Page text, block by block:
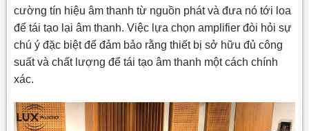
cường tín hiệu âm thanh từ nguồn phát và đưa nó tới loa
để tái tạo lại âm thanh. Việc lựa chọn amplifier đòi hỏi sự
chú ý đặc biệt để đảm bảo rằng thiết bị sở hữu đủ công
suất và chất lượng để tái tạo âm thanh một cách chính
xác.